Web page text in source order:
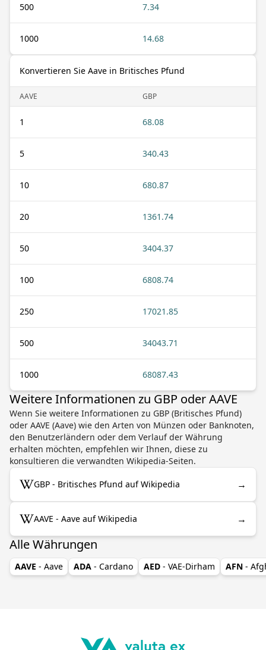
500 7.34
1000 14.68
Konvertieren Sie Aave in Britisches Pfund
AAVE GBP
1 68.08
5 340.43
10 680.87
20 1361.74
50 3404.37
100 6808.74
250 17021.85
500 34043.71
1000 68087.43
Weitere Informationen zu GBP oder AAVE
Wenn Sie weitere Informationen zu GBP (Britisches Pfund)
oder AAVE (Aave) wie den Arten von Münzen oder Banknoten,
den Benutzerländern oder dem Verlauf der Währung
erhalten möchten, empfehlen wir Ihnen, diese zu
konsultieren die verwandten Wikipedia-Seiten.
GBP - Britisches Pfund auf Wikipedia →
AAVE - Aave auf Wikipedia →
Alle Währungen
AAVE - Aave ADA - Cardano AED - VAE-Dirham AFN -